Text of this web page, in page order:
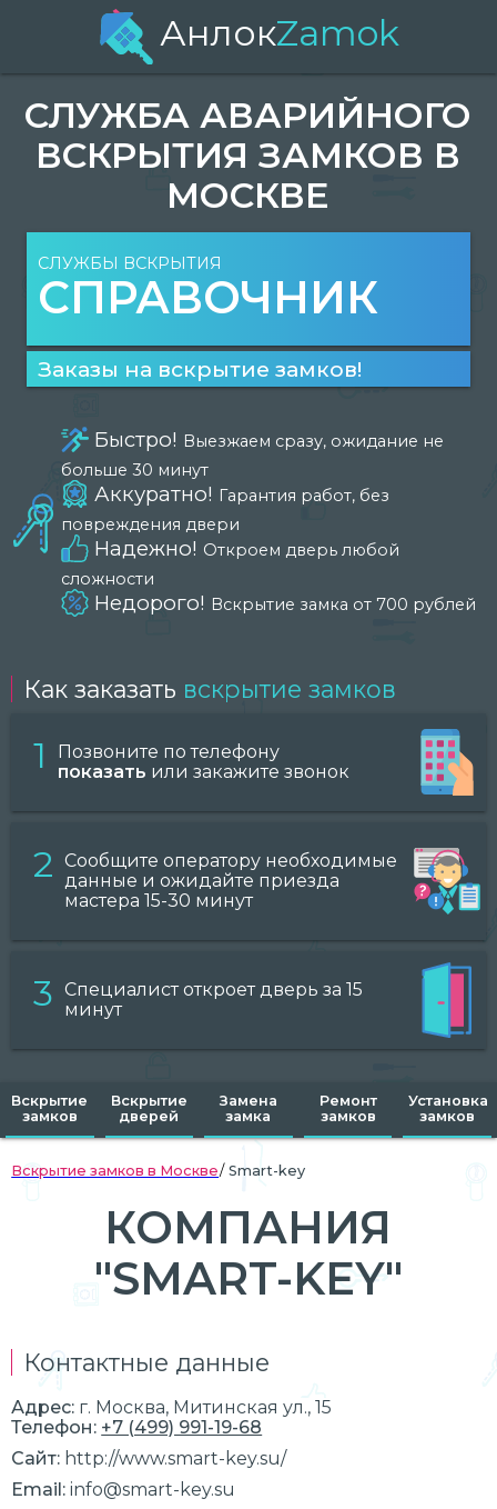
АнлокZamok
СЛУЖБА АВАРИЙНОГО
ВСКРЫТИЯ ЗАМКОВ В
МОСКВЕ
СЛУЖБЫ ВСКРЫТИЯ
СПРАВОЧНИК
Заказы на вскрытие замков!
Быстро! Выезжаем сразу, ожидание не
больше 30 минут
Аккуратно! Гарантия работ, без
повреждения двери
Надежно! Откроем дверь любой
сложности
Недорого! Вскрытие замка от 700 рублей
Как заказать вскрытие замков
1
Позвоните по телефону
показать или закажите звонок
2 Сообщите оператору необходимые
данные и ожидайте приезда
мастера 15-30 минут
3 Специалист откроет дверь за 15
минут
Вскрытие
замков
Вскрытие
дверей
Замена
замка
Ремонт
замков
Установка
замков
Вскрытие замков в Москве Smart-key
КОМПАНИЯ
"SMART-KEY"
Контактные данные
Адрес: г. Москва, Митинская ул., 15
Телефон: +7 (499) 991-19-68
Сайт: http://www.smart-key.su/
Email: info@smart-key.su